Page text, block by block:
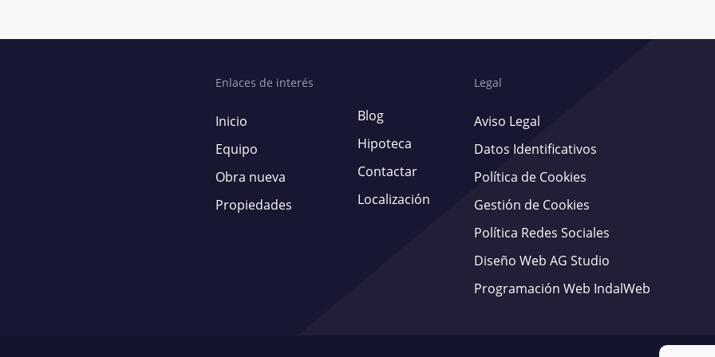
Enlaces de interés
Inicio
Equipo
Obra nueva
Propiedades
Blog
Hipoteca
Contactar
Localización
Legal
Aviso Legal
Datos Identificativos
Política de Cookies
Gestión de Cookies
Política Redes Sociales
Diseño Web AG Studio
Programación Web IndalWeb